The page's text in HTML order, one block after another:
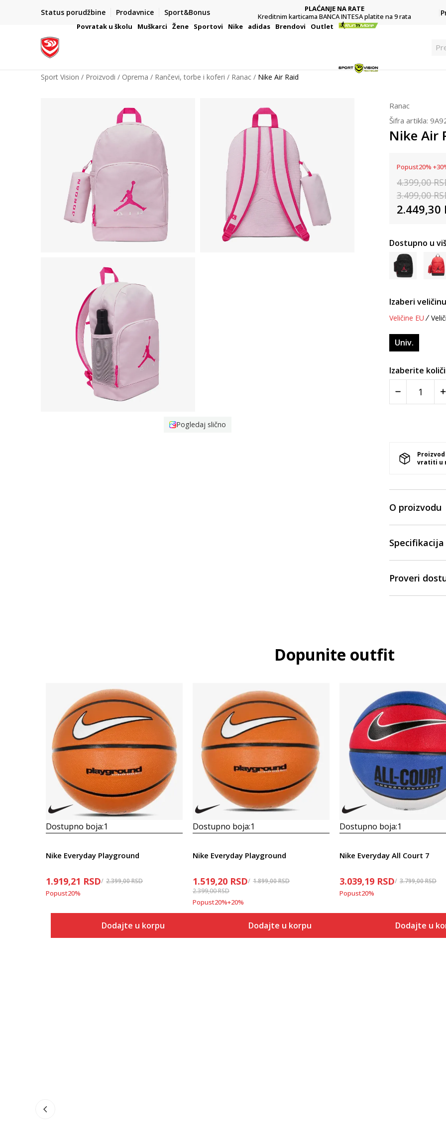
Status porudžbine Prodavnice Sport&Bonus
VAŽNO OBAVEŠTENJE ZA POTROŠAČE
PLAĆANJE NA RATE
Kreditnim karticama BANCA INTESA platite na 9 rata
Povratak u školu Muškarci Žene Sportovi Nike adidas Brendovi Outlet
Sport Vision Proizvodi Oprema Rančevi, torbe i koferi Ranac Nike Air Raid
Pogledaj slično
Ranac
Šifra artikla:
Nike Air
Popust20% +30
4.399,00
3.499,00
2.449,30
Dostupno u
Izaberi
Veličine EU
Univ.
Izaberite
vratiti u
O proizvodu
Specifikacija
Proveri
Dopunite outfit
Dostupno boja:1
Nike Everyday Playground
1.919,21 RSD 2.399,00RSD
Popust20%
Dodajte u korpu
Dostupno boja:1
Nike Everyday Playground
1.519,20 RSD 1.899,00RSD
2.399,00RSD
Popust20%+20%
Dodajte u korpu
Dostupno boja:1
Nike Everyday All Court 7
3.039,19 RSD 3.799,00RSD
Popust20%
Dodajte u